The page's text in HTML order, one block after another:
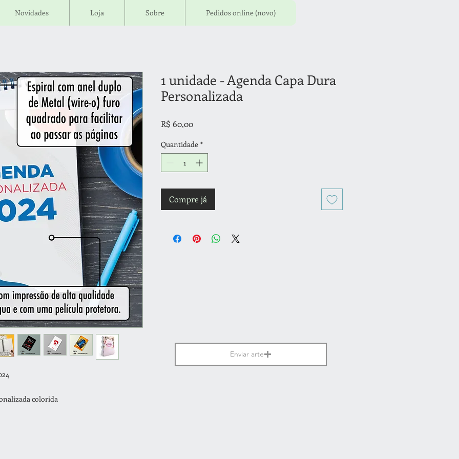
colorida
1 unidade - Agenda Capa Dura
Personalizada
R$ 60,00Preço
Quantidade *
Compre já
Novidades Loja Sobre Pedidos online (novo)
Enviar arte